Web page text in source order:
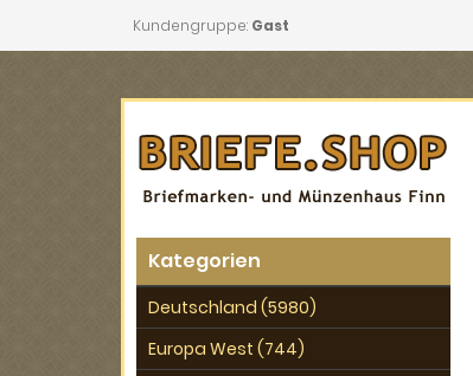
Kundengruppe: Gast
Kategorien
Deutschland (5980)
Europa West (744)